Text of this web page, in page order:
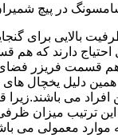
در پیچ
بالایی برای
احتیاج دارند که
هم قسمت فریزر
همین دلیل یخچال
افراد می
این ترتیب میزان
موارد معمولی می